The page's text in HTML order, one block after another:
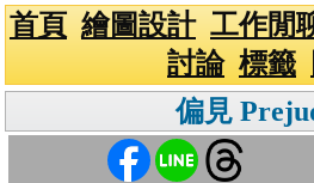
首頁 繪圖設計 工作閒
討論 標籤
偏見